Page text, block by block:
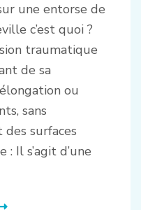
une entorse de
c’est quoi ?
traumatique
de sa
ou
sans
surfaces
Il s’agit d’une